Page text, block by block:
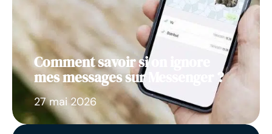
Comment savoir si on ignore
mes messages sur Messenger ?
27 mai 2026